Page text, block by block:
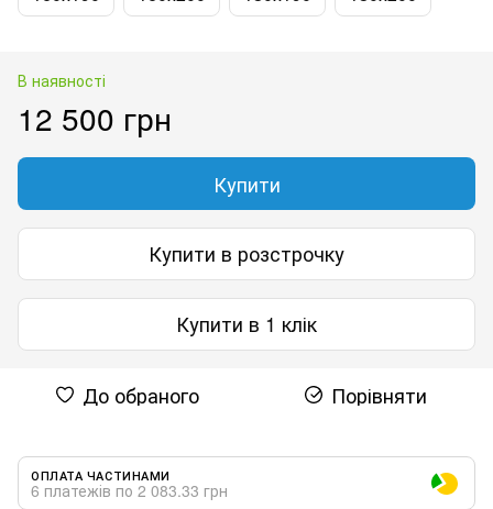
В наявності
12 500 грн
Купити
Купити в розстрочку
Купити в 1 клік
До обраного Порівняти
ОПЛАТА ЧАСТИНАМИ
6 платежів по 2 083.33 грн